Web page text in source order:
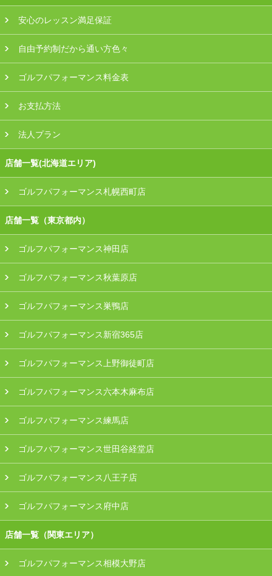
安心のレッスン満足保証
自由予約制だから通い方色々
ゴルフパフォーマンス料金表
お支払方法
法人プラン
店舗一覧(北海道エリア)
ゴルフパフォーマンス札幌西町店
店舗一覧（東京都内）
ゴルフパフォーマンス神田店
ゴルフパフォーマンス秋葉原店
ゴルフパフォーマンス巣鴨店
ゴルフパフォーマンス新宿365店
ゴルフパフォーマンス上野御徒町店
ゴルフパフォーマンス六本木麻布店
ゴルフパフォーマンス練馬店
ゴルフパフォーマンス世田谷経堂店
ゴルフパフォーマンス八王子店
ゴルフパフォーマンス府中店
店舗一覧（関東エリア）
ゴルフパフォーマンス相模大野店